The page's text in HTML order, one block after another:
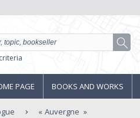
PAGE BOOKS AND WORKS
Auvergne